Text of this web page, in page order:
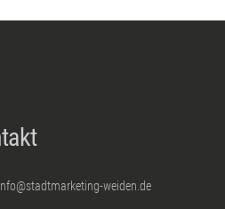
weiden.de